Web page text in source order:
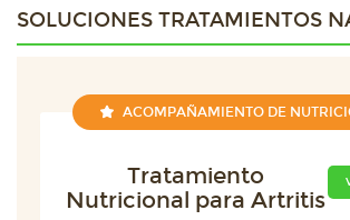
SOLUCIONES TRATAMIENTOS
ACOMPAÑAMIENTO DE
Tratamiento
Nutricional para Artritis